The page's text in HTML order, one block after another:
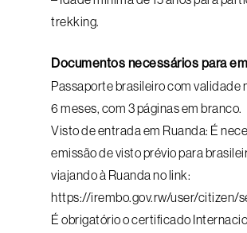
trekking.
Documentos necessários para
Passaporte brasileiro com validade
6 meses, com 3 páginas em branco.
Visto de entrada em Ruanda: É
emissão de visto prévio para
viajando à Ruanda no link:
https://irembo.gov.rw/user/citizen/
É obrigatório o certificado